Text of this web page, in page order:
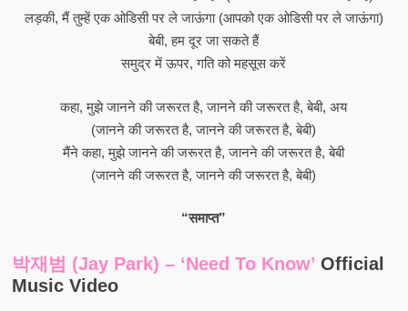
लड़की, मैं तुम्हें एक ओडिसी पर ले जाऊंगा (आपको एक ओडिसी पर ले जाऊंगा)
बेबी, हम दूर जा सकते हैं
समुद्र में ऊपर, गति को महसूस करें
कहा, मुझे जानने की जरूरत है, जानने की जरूरत है, बेबी, अय
(जानने की जरूरत है, जानने की जरूरत है, बेबी)
मैंने कहा, मुझे जानने की जरूरत है, जानने की जरूरत है, बेबी
(जानने की जरूरत है, जानने की जरूरत है, बेबी)
“समाप्त”
박재범 (Jay Park) – ‘Need To Know’Official
Music Video